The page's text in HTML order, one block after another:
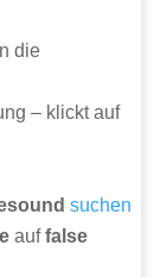
die
– klickt auf
suchen
auffalse